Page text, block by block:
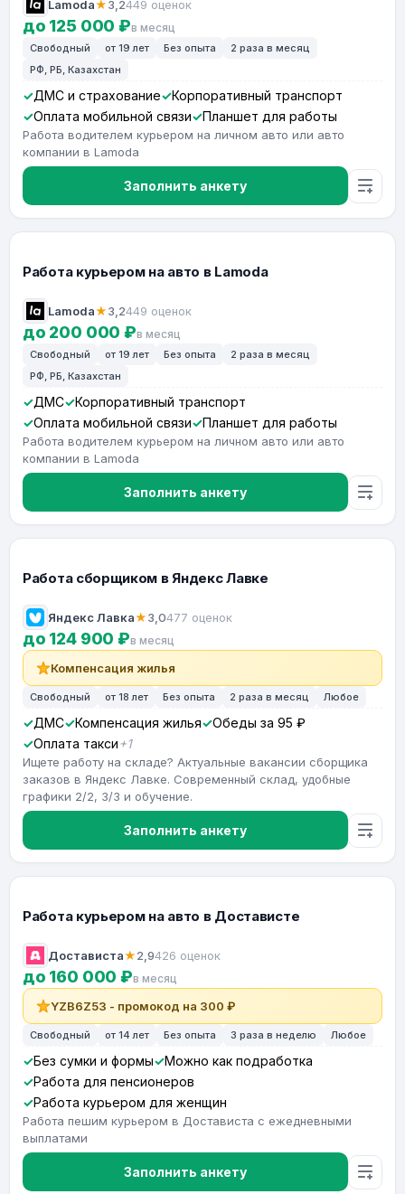
Lamoda★3,2449 оценок
до 125 000 ₽в месяц
Свободный от 19 лет Без опыта
2 раза в месяц
РФ, РБ, Казахстан
ДМС и страхование
Корпоративный транспорт
Оплата мобильной связи
Планшет для работы
Работа водителем курьером на личном авто или авто
компании в Lamoda
Заполнить анкету
Работа курьером на авто в Lamoda
Lamoda★3,2449 оценок
до 200 000 ₽в месяц
Свободный от 19 лет Без опыта
2 раза в месяц
РФ, РБ, Казахстан
ДМС
Корпоративный транспорт
Оплата мобильной связи
Планшет для работы
Работа водителем курьером на личном авто или авто
компании в Lamoda
Заполнить анкету
Работа сборщиком в Яндекс Лавке
Яндекс Лавка★3,0477 оценок
до 124 900 ₽в месяц
Компенсация жилья
Свободный от 18 лет Без опыта 2 раза в месяц Любое
ДМС Компенсация жилья
Обеды за 95 ₽
Оплата такси +1
Ищете работу на складе? Актуальные вакансии сборщика
заказов в Яндекс Лавке. Современный склад, удобные
графики 2/2, 3/3 и обучение.
Заполнить анкету
Работа курьером на авто в Достависте
Достависта★2,9426 оценок
до 160 000 ₽в месяц
YZB6Z53 - промокод на 300 ₽
Свободный от 14 лет Без опыта 3 раза в неделю Любое
Без сумки и формы
Можно как подработка
Работа для пенсионеров
Работа курьером для женщин
Работа пешим курьером в Достависта с ежедневными
выплатами
Заполнить анкету